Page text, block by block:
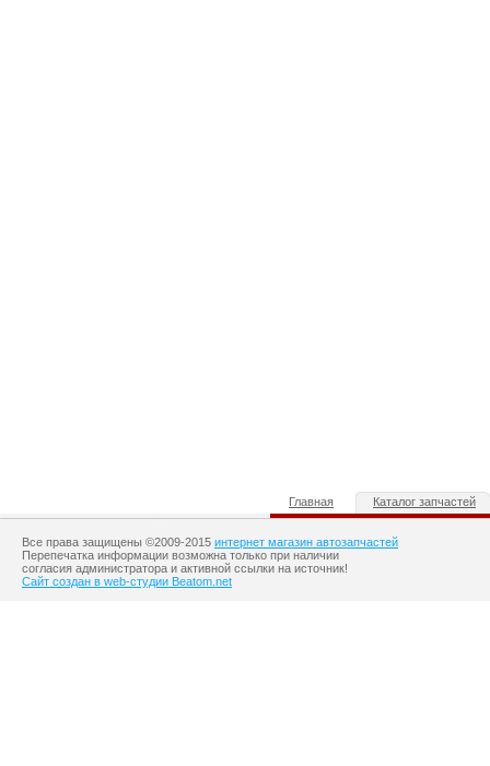
Главная Каталог запчастей
Все права защищены ©2009-2015 интернет магазин автозапчастей
Перепечатка информации возможна только при наличии
согласия администратора и активной ссылки на источник!
Сайт создан в web-студии Beatom.net